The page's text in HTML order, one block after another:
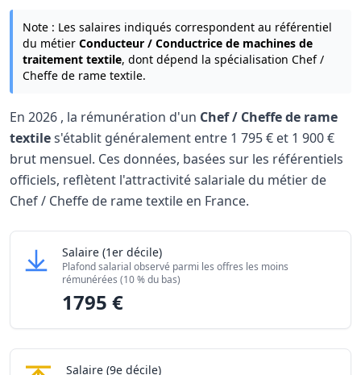
Note : Les salaires indiqués correspondent au référentiel
du métier Conducteur / Conductrice de machines de
traitement textile, dont dépend la spécialisation Chef /
Cheffe de rame textile.
En 2026 , la rémunération d'un Chef / Cheffe de rame
textiles'établit généralement entre 1 795 € et 1 900 €
brut mensuel. Ces données, basées sur les référentiels
officiels, reflètent l'attractivité salariale du métier de
Chef / Cheffe de rame textile en France.
Grille salariale Chef / Cheffe de rame textile
Niveau de salaire (Déciles)
Salaire minimum (10% les moins rémunérés)
Salaire maximum (10% les mieux rémunérés)
Salaire Chef / Cheffe de rame textile
(1er décile)
Plafond salarial observé parmi les offres les moins
rémunérées (10 % du bas)
1795 €
Salaire Chef / Cheffe de rame textile
(9e décile)